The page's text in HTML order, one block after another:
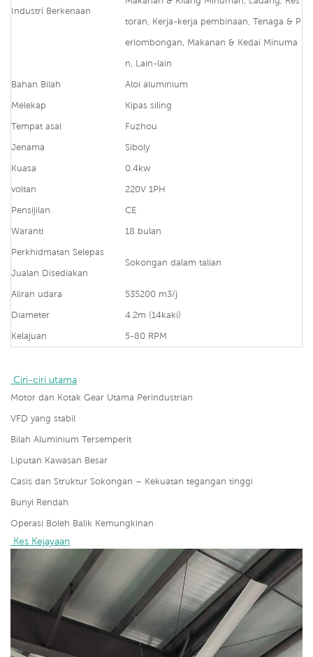
Industri Berkenaan
toran, Kerja-kerja pembinaan, Tenaga & P
erlombongan, Makanan & Kedai Minuma
n, Lain-lain
Bahan Bilah
Aloi aluminium
Melekap
Kipas siling
Tempat asal
Fuzhou
Jenama
Siboly
Kuasa
0.4kw
voltan
220V 1PH
Pensijilan
CE
Waranti
18 bulan
Perkhidmatan Selepas
Jualan Disediakan
Sokongan dalam talian
Aliran udara
535200 m3/j
Diameter
4.2m (14kaki)
Kelajuan
5-80 RPM
Ciri-ciri utama
Motor dan Kotak Gear Utama Perindustrian
VFD yang stabil
Bilah Aluminium Tersemperit
Liputan Kawasan Besar
Casis dan Struktur Sokongan – Kekuatan tegangan tinggi
Bunyi Rendah
Operasi Boleh Balik Kemungkinan
Kes Kejayaan